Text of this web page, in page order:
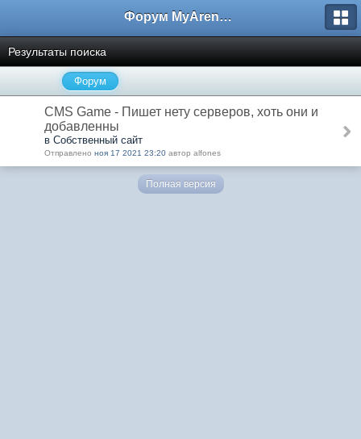
Форум MyArena.ru
Результаты поиска
Форум
CMS Game - Пишет нету серверов, хоть они и
добавленны
в Собственный сайт
Отправлено ноя 17 2021 23:20 автор alfones
Полная версия